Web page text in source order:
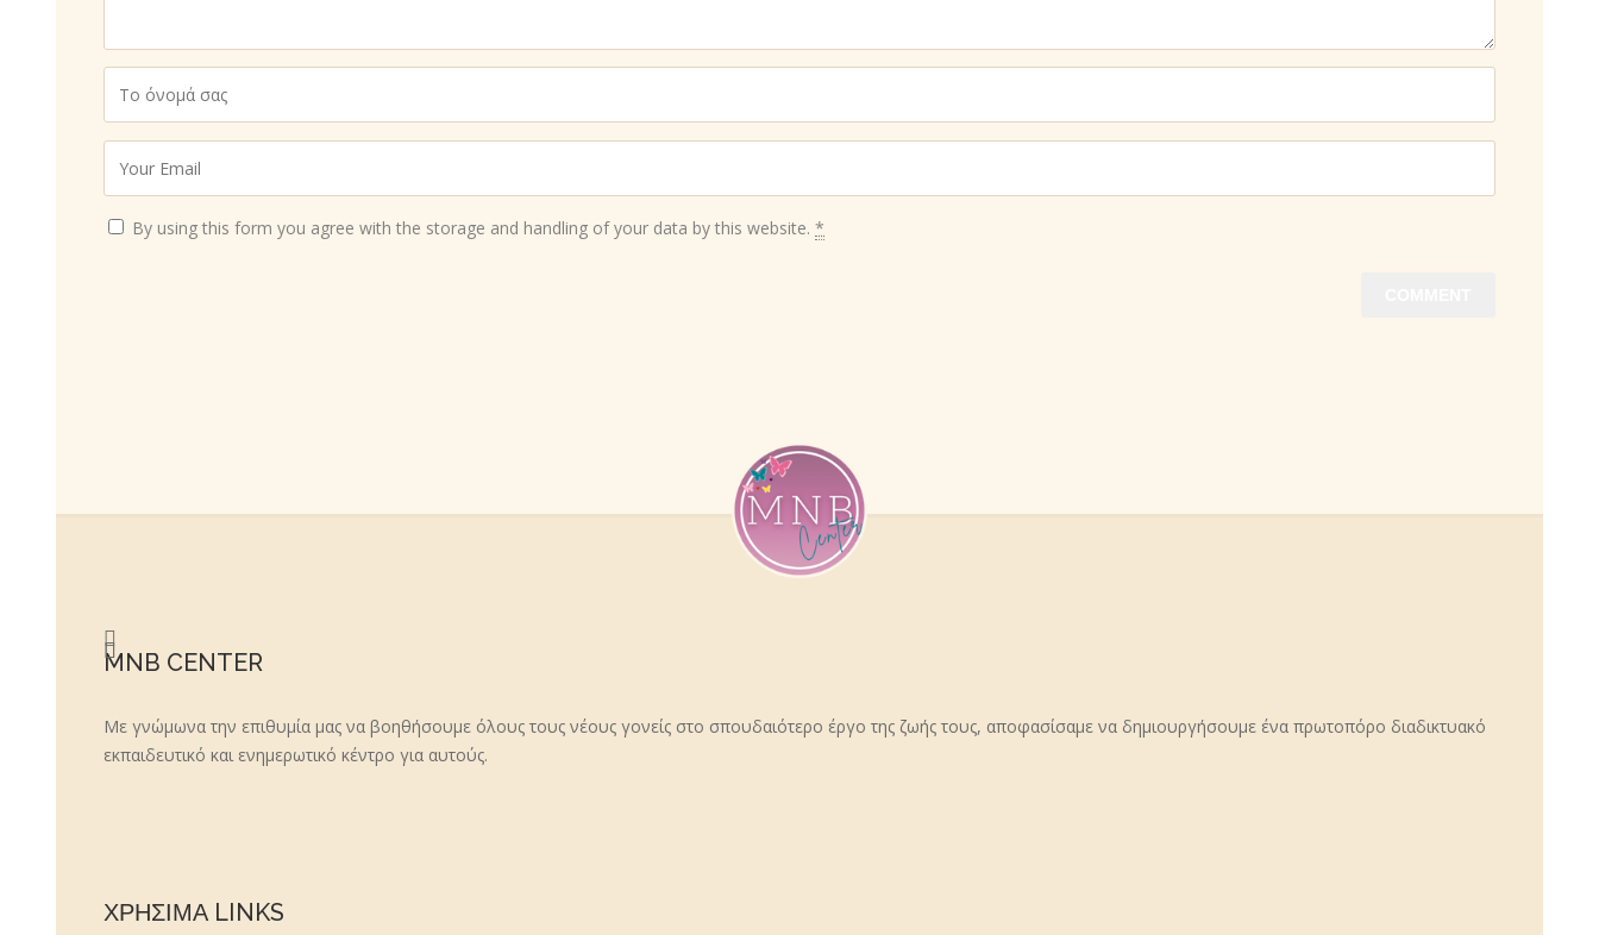
By using this form you agree with the storage and handling of your data by this website. *
MNB CENTER
Με γνώμωνα την επιθυμία μας να βοηθήσουμε όλους τους νέους γονείς στο σπουδαιότερο έργο της ζωής τους, αποφασίσαμε να δημιουργήσουμε ένα πρωτοπόρο διαδικτυακό
εκπαιδευτικό και ενημερωτικό κέντρο για αυτούς.
ΧΡΗΣΙΜΑ LINKS